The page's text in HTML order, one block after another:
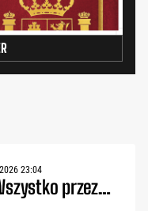
23:04
przez…